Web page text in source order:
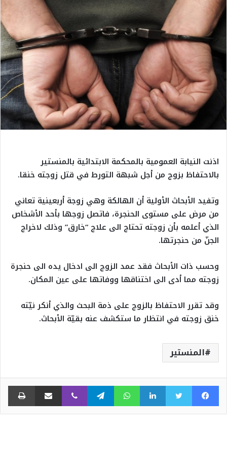
اذنت النيابة العمومية بالمحكمة الابتدائية بالمنستير
بالاحتفاظ بزوج من أجل شبهة التورط في قتل زوجته خنقا.
وتفيد الأبحاث الأولية أن الهالكة وهي زوجة أربعينية تعاني
من مرض على مستوى الحنجرة، فاتصل زوجها بأحد الأشخاص
الذي أعلمه بأن زوجته تحتاج الى علاج “خارق” وذلك لاخراج
الجنّ من حنجرتها.
وحسب ذات الأبحاث فقد عمد الزوج الى ادخال يده الى حنجرة
زوجته مما أدى الى اختناقها ووفاتها على عين المكان.
وقد تقرر الاحتفاظ بالزوج على ذمة البحث والذي أنكر نيّته
خنق زوجته في انتظار ما ستكشف عنه بقيّة الأبحاث.
المنستير
فيسبوكتويتر لينكدإنواتساب تيلقرام ڤايبر مشاركة عبر البريد